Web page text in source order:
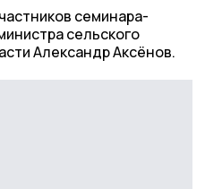
семинара-
сельского
Александр Аксёнов.